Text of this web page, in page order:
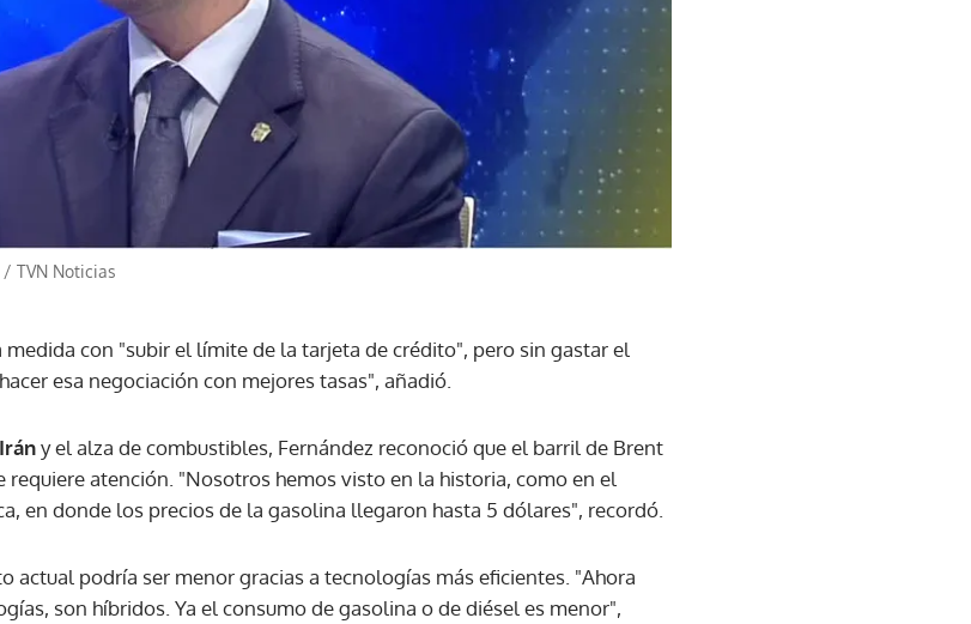
ACEPTAR
/ TVN Noticias
con "subir el límite de la tarjeta de crédito", pero sin gastar el
esa negociación con mejores tasas", añadió.
y el alza de combustibles, Fernández reconoció que el barril de Brent
requiere atención. "Nosotros hemos visto en la historia, como en el
en donde los precios de la gasolina llegaron hasta 5 dólares", recordó.
actual podría ser menor gracias a tecnologías más eficientes. "Ahora
son híbridos. Ya el consumo de gasolina o de diésel es menor",